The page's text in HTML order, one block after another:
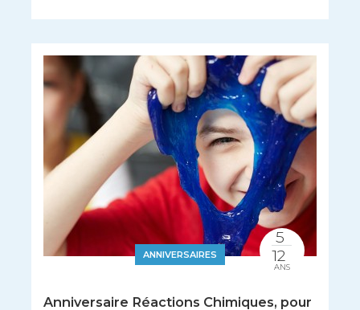
ANNIVERSAIRES
Anniversaire Réactions Chimiques, pour
5
12
ANS